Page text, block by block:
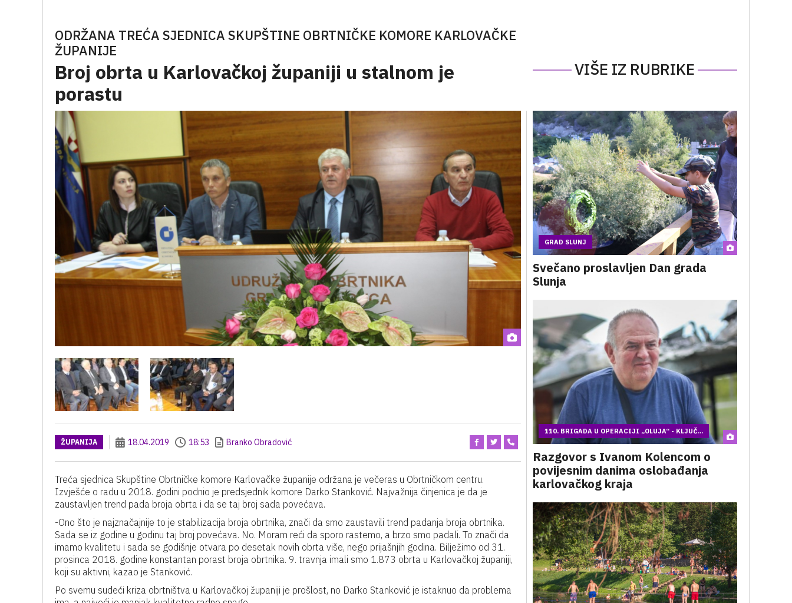
ODRŽANA TREĆA SJEDNICA SKUPŠTINE OBRTNIČKE KOMORE KARLOVAČKE
ŽUPANIJE
Broj obrta u Karlovačkoj županiji u stalnom je
porastu
VIŠE IZ RUBRIKE
ŽUPANIJA 18.04.2019 18:53 Branko Obradović
Treća sjednica Skupštine Obrtničke komore Karlovačke županije održana je večeras u Obrtničkom centru.
Izvješće o radu u 2018. godini podnio je predsjednik komore Darko Stanković. Najvažnija činjenica je da je
zaustavljen trend pada broja obrta i da se taj broj sada povećava.
-Ono što je najznačajnije to je stabilizacija broja obrtnika, znači da smo zaustavili trend padanja broja obrtnika.
Sada se iz godine u godinu taj broj povećava. No. Moram reći da sporo rastemo, a brzo smo padali. To znači da
imamo kvalitetu i sada se godišnje otvara po desetak novih obrta više, nego prijašnjih godina. Bilježimo od 31.
prosinca 2018. godine konstantan porast broja obrtnika. 9. travnja imali smo 1.873 obrta u Karlovačkoj županiji,
koji su aktivni, kazao je Stanković.
Po svemu sudeći kriza obrtništva u Karlovačkoj županiji je prošlost, no Darko Stanković je istaknuo da problema
GRAD SLUNJ
Svečano proslavljen Dan grada
Slunja
110. BRIGADA U OPERACIJI „OLUJA“ - KLJUČ...
Razgovor s Ivanom Kolencom o
povijesnim danima oslobađanja
karlovačkog kraja